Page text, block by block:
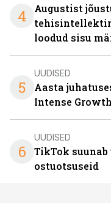
4
Augustist
loodud sisu
5
UUDISED
Aasta
Intense
6
UUDISED
TikTok suunab
ostuotsuseid